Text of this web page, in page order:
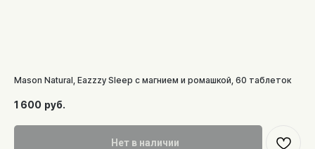
Mason Natural, Eazzzy Sleep с магнием и ромашкой, 60 таблеток
1 600 руб.
Нет в наличии